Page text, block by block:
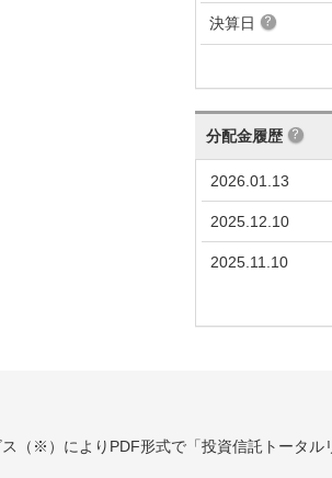
決算日
分配金履歴
2026.01.13
2025.12.10
2025.11.10
（※）によりPDF形式で「投資信託トータル